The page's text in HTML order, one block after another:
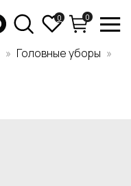
Головные уборы